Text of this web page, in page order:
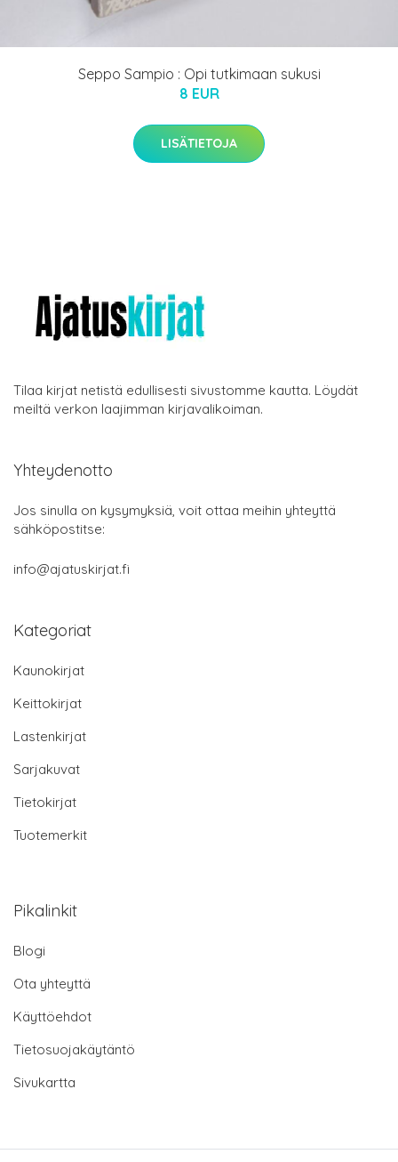
Seppo Sampio : Opi tutkimaan sukusi
8 EUR
LISÄTIETOJA
Tilaa kirjat netistä edullisesti sivustomme kautta. Löydät
meiltä verkon laajimman kirjavalikoiman.
Yhteydenotto
Jos sinulla on kysymyksiä, voit ottaa meihin yhteyttä
sähköpostitse:
info@ajatuskirjat.fi
Kategoriat
Kaunokirjat
Keittokirjat
Lastenkirjat
Sarjakuvat
Tietokirjat
Tuotemerkit
Pikalinkit
Blogi
Ota yhteyttä
Käyttöehdot
Tietosuojakäytäntö
Sivukartta